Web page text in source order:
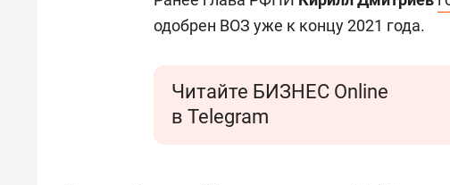
одобрен ВОЗ уже к концу 2021 года.
Читайте БИЗНЕС Online
в Telegram